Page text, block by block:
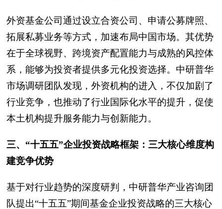
外资基金公司通过设立合资公司、申请公募牌照、
拓展私募业务等方式，加速布局中国市场。其优势
在于全球视野、跨境资产配置能力与成熟的风控体
系，能够为投资者提供多元化投资选择。中研普华
市场调研团队发现，外资机构的进入，不仅加剧了
行业竞争，也推动了行业国际化水平的提升，促使
本土机构提升服务能力与创新能力。
三、“十五五”企业投资战略框架：三大核心维度构
建竞争优势
基于对行业趋势的深度研判，中研普华产业咨询团
队提出“十五五”期间基金企业投资战略的三大核心